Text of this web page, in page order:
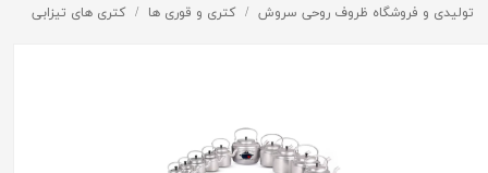
خروج از حساب کاربری
تولیدی و فروشگاه ظروف روحی سروش کتری و قوری ها کتری های تیزابی